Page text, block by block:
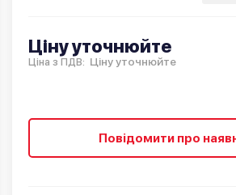
Ціну уточнюйте
Ціна з ПДВ: Ціну уточнюйте
Повідомити про